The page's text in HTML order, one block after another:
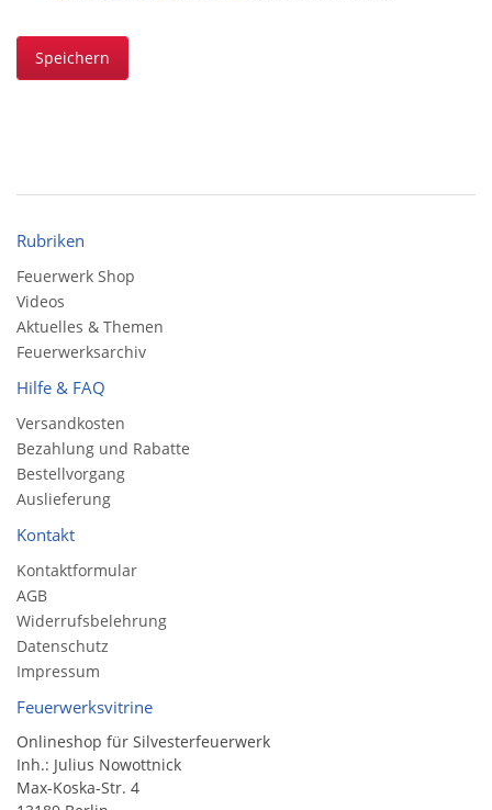
Speichern
Rubriken
Feuerwerk Shop
Videos
Aktuelles & Themen
Feuerwerksarchiv
Hilfe & FAQ
Versandkosten
Bezahlung und Rabatte
Bestellvorgang
Auslieferung
Kontakt
Kontaktformular
AGB
Widerrufsbelehrung
Datenschutz
Impressum
Feuerwerksvitrine
Onlineshop für Silvesterfeuerwerk
Inh.: Julius Nowottnick
Max-Koska-Str. 4